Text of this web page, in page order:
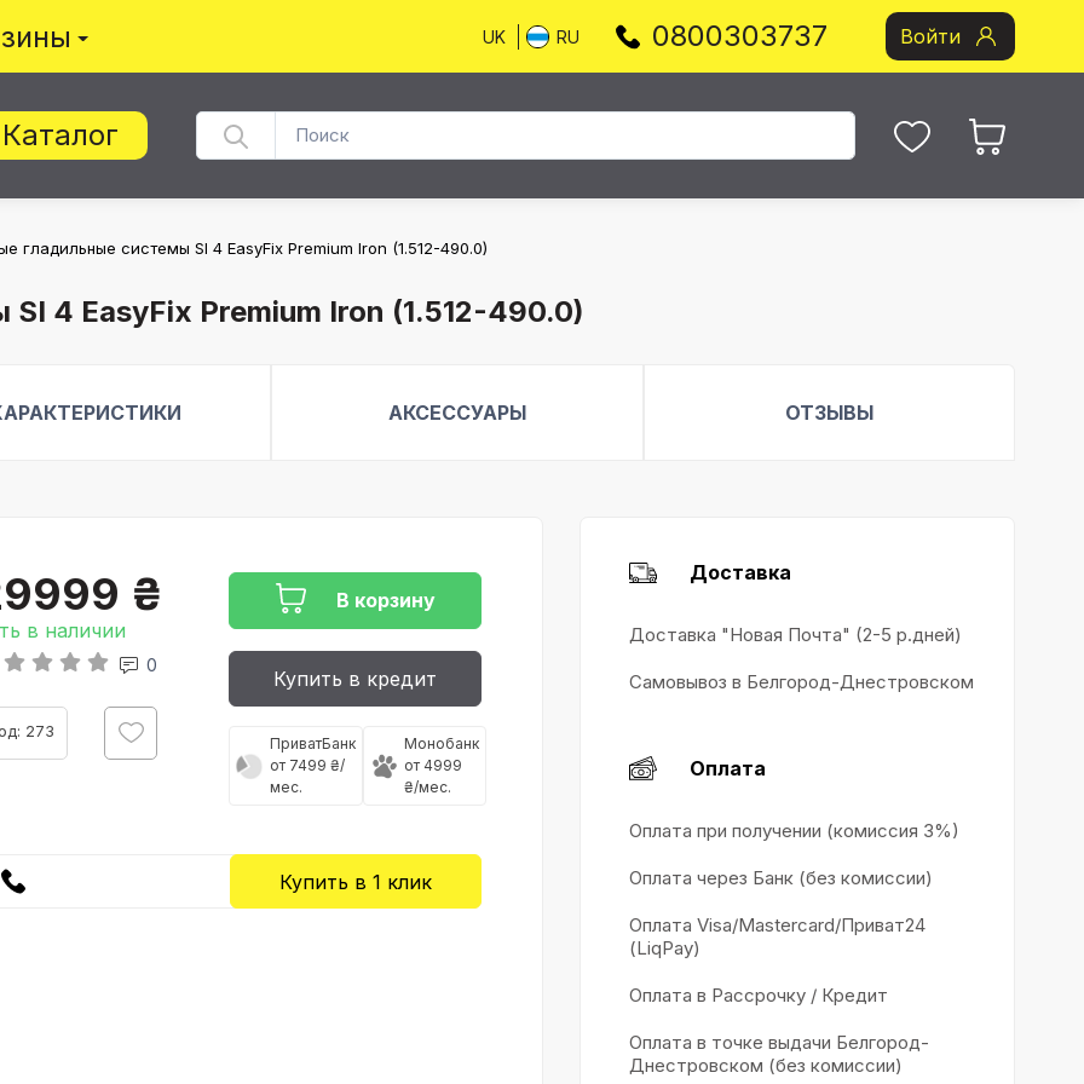
UK RU 0800303737 Войти
Каталог
гладильные системы SI 4 EasyFix Premium Iron (1.512-490.0)
4 EasyFix Premium Iron (1.512-490.0)
АКСЕССУАРЫ ОТЗЫВЫ
₴
в наличии
В корзину
0
273
Купить в кредит
ПриватБанк
от 7499 ₴/
мес.
Монобанк
от 4999
₴/мес.
Купить в 1 клик
Доставка
Доставка "Новая Почта" (2-5 р.дней)
Самовывоз в Белгород-Днестровском
Оплата
Оплата при получении (комиссия 3%)
Оплата через Банк (без комиссии)
Оплата Visa/Mastercard/Приват24
(LiqPay)
Оплата в Рассрочку / Кредит
Оплата в точке выдачи Белгород-
Днестровском (без комиссии)